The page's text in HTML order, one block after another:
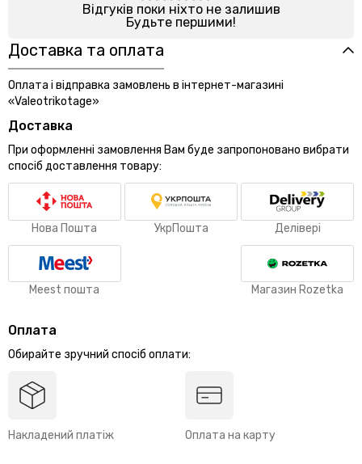
Відгуків поки ніхто не залишив
Будьте першими!
Доставка та оплата
Оплата і відправка замовлень в інтернет-магазині
«Valeotrikotage»
Доставка
При оформленні замовлення Вам буде запропоновано вибрати
спосіб доставлення товару:
Нова Пошта УкрПошта Делівері
Meest пошта Магазин Rozetka
Оплата
Обирайте зручний спосіб оплати:
Накладений платіж Оплата на карту